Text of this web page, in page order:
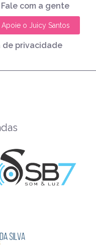
Fale com a gente
Apoie o Juicy Santos
de privacidade